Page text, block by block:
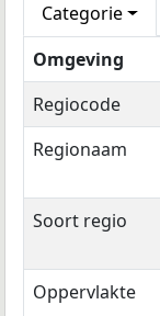
Categorie
Omgeving
Regiocode
Regionaam
Soort regio
Oppervlakte